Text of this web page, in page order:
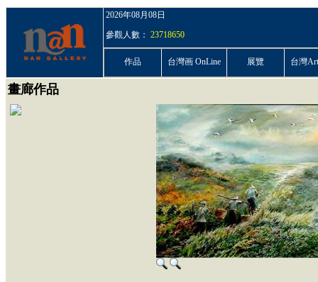
2026年08月08日
參觀人數： 23718650
作品 台灣画 OnLine 展覽 台灣
畫廊作品